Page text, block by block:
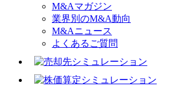
M&Aマガジン
業界別のM&A動向
M&Aニュース
よくあるご質問